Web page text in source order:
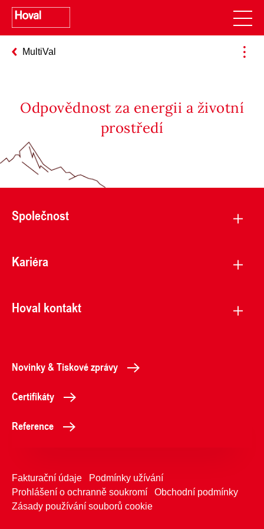
MultiVal
Odpovědnost za energii a životní
prostředí
Společnost
Kariéra
Hoval kontakt
Novinky & Tiskové zprávy
Certifikáty
Reference
Fakturační údaje
Podmínky užívání
Prohlášení o ochranně soukromí
Obchodní podmínky
Zásady používání souborů cookie